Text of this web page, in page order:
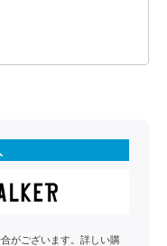
がございます。詳しい購